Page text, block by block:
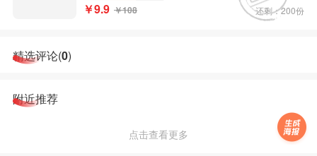
￥9.9 ￥108 还剩：200份
精选评论(0)
附近推荐
点击查看更多